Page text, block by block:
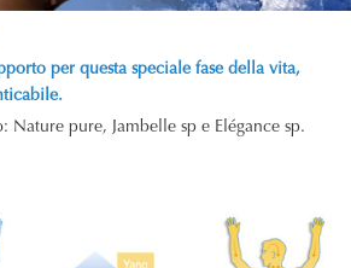
per questa speciale fase della vita,
Nature pure, Jambelle sp e Elégance sp.